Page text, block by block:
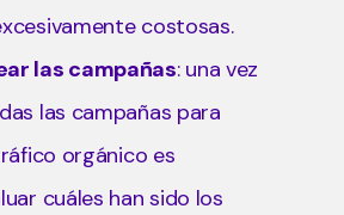
costosas.
las campañas: una vez
las campañas para
orgánico es
cuáles han sido los